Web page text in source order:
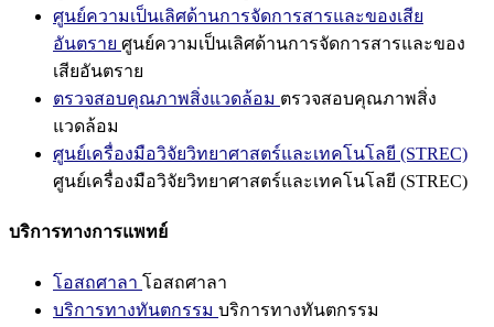
ศูนย์ความเป็นเลิศด้านการจัดการสารและของเสีย
อันตราย ศูนย์ความเป็นเลิศด้านการจัดการสารและของ
เสียอันตราย
ตรวจสอบคุณภาพสิ่งแวดล้อม ตรวจสอบคุณภาพสิ่ง
แวดล้อม
ศูนย์เครื่องมือวิจัยวิทยาศาสตร์และเทคโนโลยี (STREC)
ศูนย์เครื่องมือวิจัยวิทยาศาสตร์และเทคโนโลยี (STREC)
บริการทางการแพทย์
โอสถศาลา โอสถศาลา
บริการทางทันตกรรม บริการทางทันตกรรม